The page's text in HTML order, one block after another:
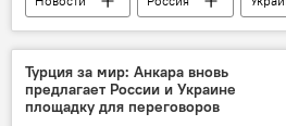
Политика
США
Европа
Мюнхенская конференция по
Дональд Трамп
Турция за мир: Анкара вновь
предлагает России и Украине
площадку для переговоров